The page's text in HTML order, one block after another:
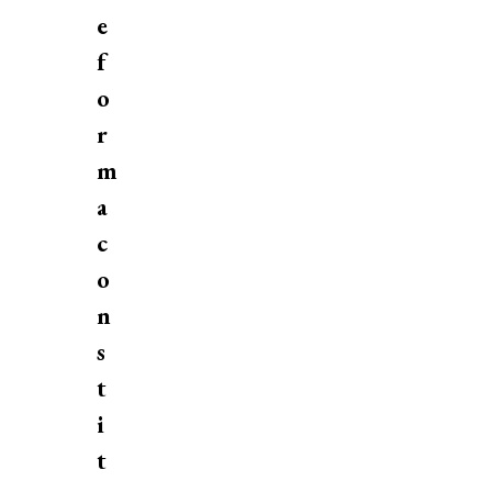
e
f
o
r
m
a
c
o
n
s
t
i
t